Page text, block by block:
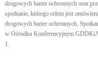
drogowych barier ochronnych oraz
spotkanie, którego celem jest
drogowych barier ochronnych.
w Ośrodku Konferencyjnym
1.